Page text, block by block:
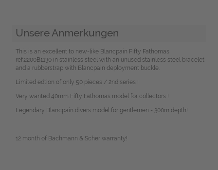
Unsere Anmerkungen
This is an excellent to new-like Blancpain Fifty Fathomas
ref.2200B1130 in stainless steel with an unused stainless steel bracelet
and a rubberstrap with Blancpain deployment buckle.
Limited edtion of only 50 pieces / 2nd series !
Very wanted 40mm Fifty Fathomas model for collectors !
Legendary Blancpain divers model for gentlemen - 300m depth!
12 month of Bachmann & Scher warranty!